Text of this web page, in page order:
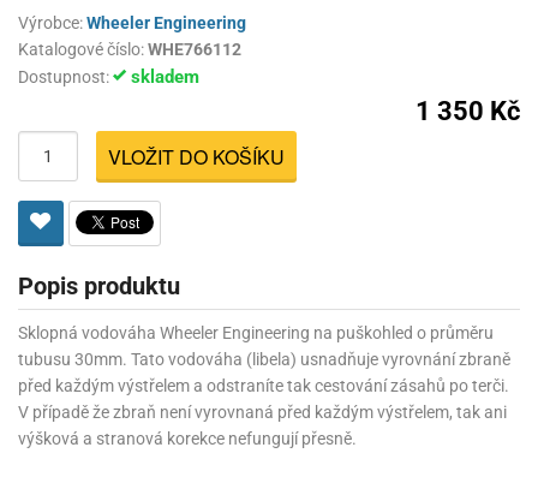
Výrobce:Wheeler Engineering
Katalogové číslo:WHE766112
Dostupnost:
skladem
1 350 Kč
VLOŽIT DO KOŠÍKU
Popis produktu
Sklopná vodováha Wheeler Engineering na puškohled o průměru
tubusu 30mm. Tato vodováha (libela) usnadňuje vyrovnání zbraně
před každým výstřelem a odstraníte tak cestování zásahů po terči.
V případě že zbraň není vyrovnaná před každým výstřelem, tak ani
výšková a stranová korekce nefungují přesně.